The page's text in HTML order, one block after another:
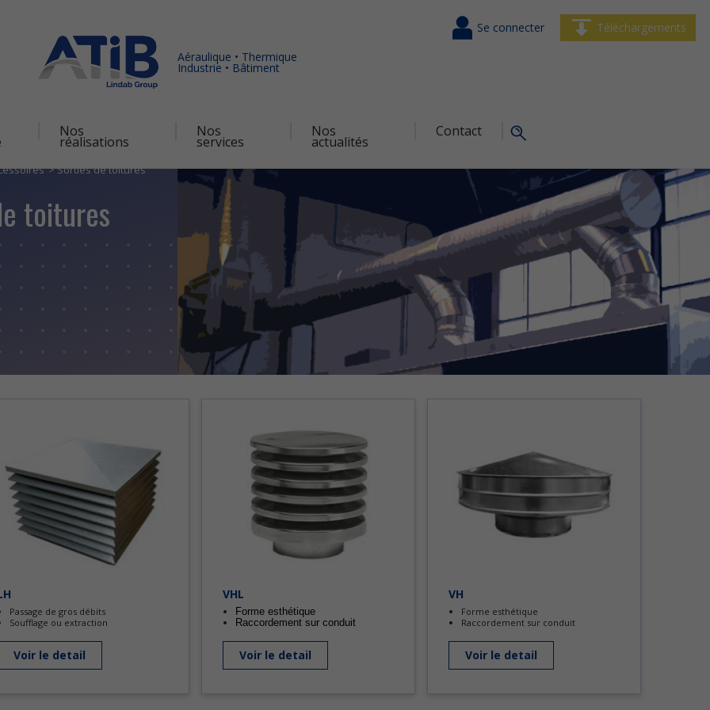
Aéraulique • Thermique
Industrie • Bâtiment
Nos
réalisations
Nos
services
Nos
actualités
Contact
Se connecter Téléchargements
Sorties de toitures
toitures
Passage de gros débits
Soufflage ou extraction
Voir le detail
VHL
Forme esthétique
Raccordement sur conduit
Voir le detail
VH
Forme esthétique
Raccordement sur conduit
Voir le detail